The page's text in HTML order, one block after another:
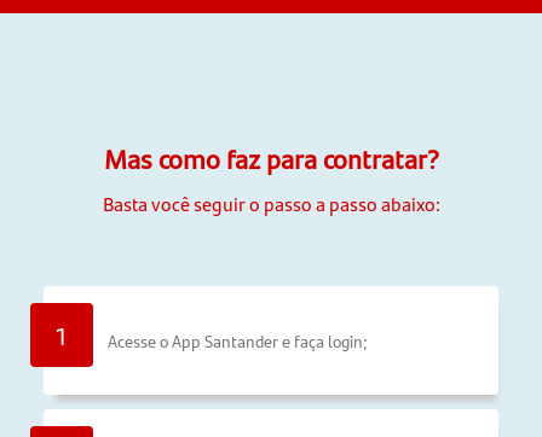
Mas como faz para contratar?
Basta você seguir o passo a passo abaixo:
1 Acesse o App Santander e faça login;